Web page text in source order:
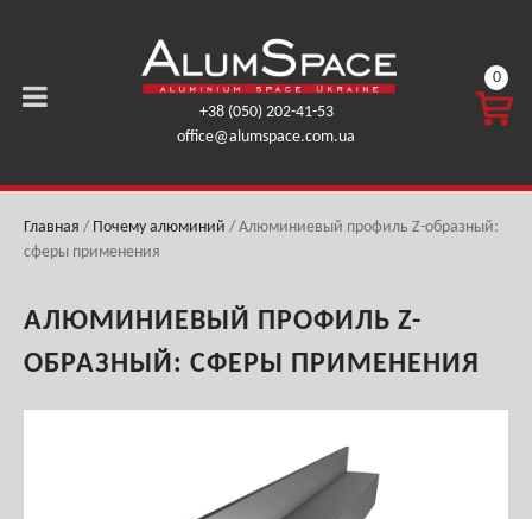
+38 (050) 202-41-53
office@alumspace.com.ua
КОРЗ
ГРН.
0
Главная / Почему алюминий / Алюминиевый профиль Z-образный:
сферы применения
АЛЮМИНИЕВЫЙ ПРОФИЛЬ Z-
ОБРАЗНЫЙ: СФЕРЫ ПРИМЕНЕНИЯ